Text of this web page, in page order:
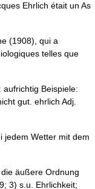
Ehrlich était un As
(1908), qui a
telles que
Beispiele:
gut. ehrlich Adj.
jedem Wetter mit dem
äußere Ordnung
3) s.u. Ehrlichkeit;